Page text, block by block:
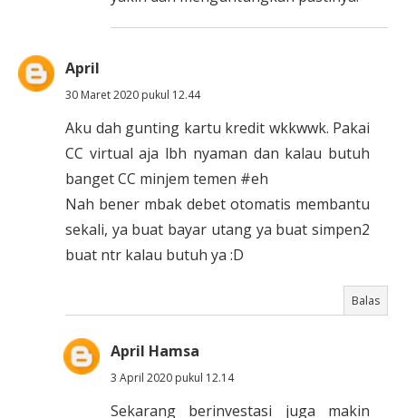
April
30 Maret 2020 pukul 12.44
Aku dah gunting kartu kredit wkkwwk. Pakai
CC virtual aja lbh nyaman dan kalau butuh
banget CC minjem temen #eh
Nah bener mbak debet otomatis membantu
sekali, ya buat bayar utang ya buat simpen2
buat ntr kalau butuh ya :D
Balas
April Hamsa
3 April 2020 pukul 12.14
Sekarang berinvestasi juga makin